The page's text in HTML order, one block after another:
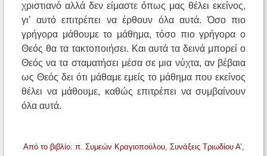
χριστιανό αλλά δεν είμαστε όπως μας θέλει εκείνος,
γι’ αυτό επιτρέπει να έρθουν όλα αυτά. Όσο πιο
γρήγορα μάθουμε το μάθημα, τόσο πιο γρήγορα ο
Θεός θα τα τακτοποιήσει. Και αυτά τα δεινά μπορεί ο
Θεός να τα σταματήσει μέσα σε μια νύχτα, αν βέβαια
ως Θεός δει ότι μάθαμε εμείς το μάθημα που εκείνος
θέλει να μάθουμε, καθώς επιτρέπει να συμβαίνουν
όλα αυτά.
Από το βιβλίο: π. Συμεών Κραγιοπούλου, Συνάξεις Τριωδίου Α’,